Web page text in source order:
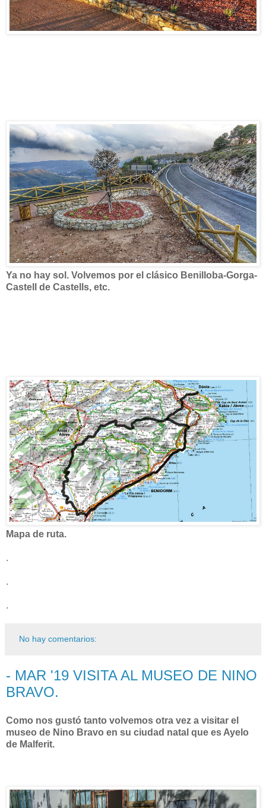
Ya no hay sol. Volvemos por el clásico Benilloba-Gorga-
Castell de Castells, etc.
Mapa de ruta.
.
.
.
No hay comentarios:
- MAR '19 VISITA AL MUSEO DE NINO
BRAVO.
Como nos gustó tanto volvemos otra vez a visitar el
museo de Nino Bravo en su ciudad natal que es Ayelo
de Malferit.